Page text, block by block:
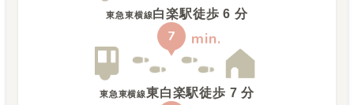
東急東横線白楽駅徒歩 6 分
7 min.
東急東横線東白楽駅徒歩 7 分